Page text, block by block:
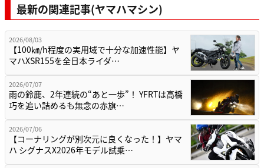
最新の関連記事(ヤマハマシン)
2026/08/03
【100㎞/h程度の実用域で十分な加速性能】ヤ
マハXSR155を全日本ライダ…
2026/07/07
雨の鈴鹿、2年連続の“あと一歩”！ YFRTは高橋
巧を追い詰めるも無念の赤旗…
2026/07/06
【コーナリングが別次元に良くなった！】ヤマ
ハ シグナスX2026年モデル試乗…